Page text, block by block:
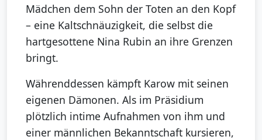
Mädchen dem Sohn der Toten an den Kopf
– eine Kaltschnäuzigkeit, die selbst die
hartgesottene Nina Rubin an ihre Grenzen
bringt.
Währenddessen kämpft Karow mit seinen
eigenen Dämonen. Als im Präsidium
plötzlich intime Aufnahmen von ihm und
einer männlichen Bekanntschaft kursieren,